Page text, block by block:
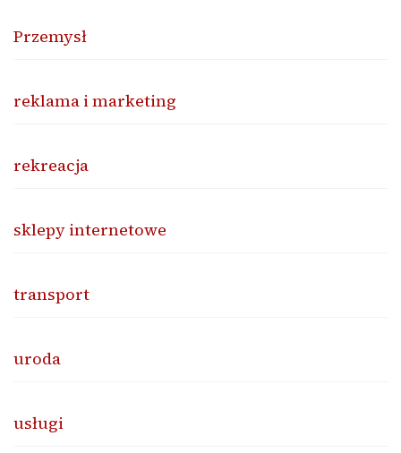
Przemysł
reklama i marketing
rekreacja
sklepy internetowe
transport
uroda
usługi